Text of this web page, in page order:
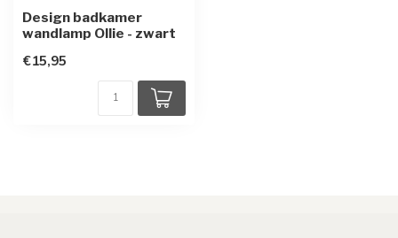
Design badkamer
wandlamp Ollie - zwart
€15,95